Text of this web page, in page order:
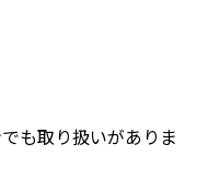
も取り扱いがありま